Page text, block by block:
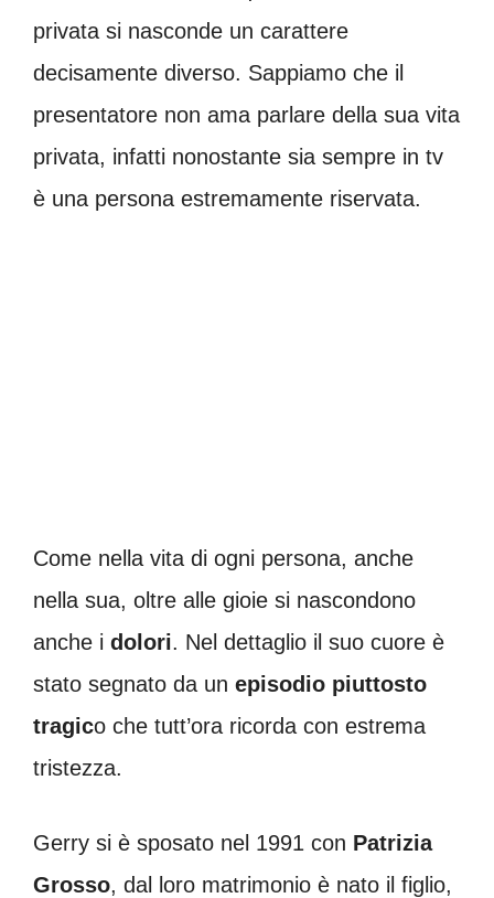
privata si nasconde un carattere
decisamente diverso. Sappiamo che il
presentatore non ama parlare della sua vita
privata, infatti nonostante sia sempre in tv
è una persona estremamente riservata.
Come nella vita di ogni persona, anche
nella sua, oltre alle gioie si nascondono
anche i dolori. Nel dettaglio il suo cuore è
stato segnato da un episodio piuttosto
tragico che tutt’ora ricorda con estrema
tristezza.
Gerry si è sposato nel 1991 con Patrizia
Grosso, dal loro matrimonio è nato il figlio,